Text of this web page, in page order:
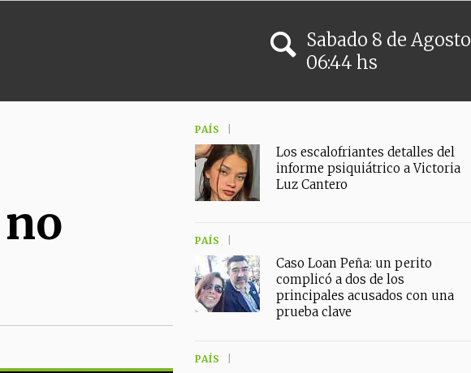
Sabado 8 de Agosto
06:44 hs
PAÍS
Los escalofriantes detalles del
informe psiquiátrico a Victoria
Luz Cantero
PAÍS
Caso Loan Peña: un perito
complicó a dos de los
principales acusados con una
prueba clave
PAÍS